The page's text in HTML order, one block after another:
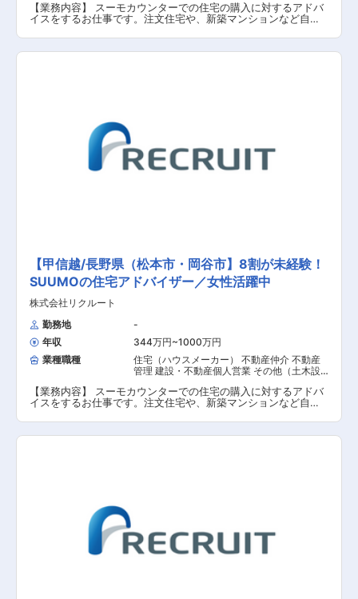
【業務内容】 スーモカウンターでの住宅の購入に対するアドバ
イスをするお仕事です。注文住宅や、新築マンションなど自社
宅をお調べし、デベロッパーと繋ぐ業務になりますので、中立
な立場から最適な住宅のご紹介が可能です。ご紹介できる物件
チームワークを活かして働くことが多いため、チームで何かを
成し遂げたいと考えている方におススメの求人です。また、年
間休日が130日もあり、産休希望者の取得が133％、再雇用制度
など女性のライフイベントにも沿った制度が整っております。
【甲信越/長野県（松本市・岡谷市】8割が未経験！
SUUMOの住宅アドバイザー／女性活躍中
株式会社リクルート
勤務地
-
年収
344万円~1000万円
業種職種
住宅（ハウスメーカー） 不動産仲介 不動産
管理 建設・不動産個人営業 その他（土木設
【業務内容】 スーモカウンターでの住宅の購入に対するアドバ
イスをするお仕事です。注文住宅や、新築マンションなど自社
宅をお調べし、デベロッパーと繋ぐ業務になりますので、中立
な立場から最適な住宅のご紹介が可能です。ご紹介できる物件
チームワークを活かして働くことが多いため、チームで何かを
成し遂げたいと考えている方におススメの求人です。また、年
間休日が130日もあり、産休希望者の取得が133％、再雇用制度
など女性のライフイベントにも沿った制度が整っております。